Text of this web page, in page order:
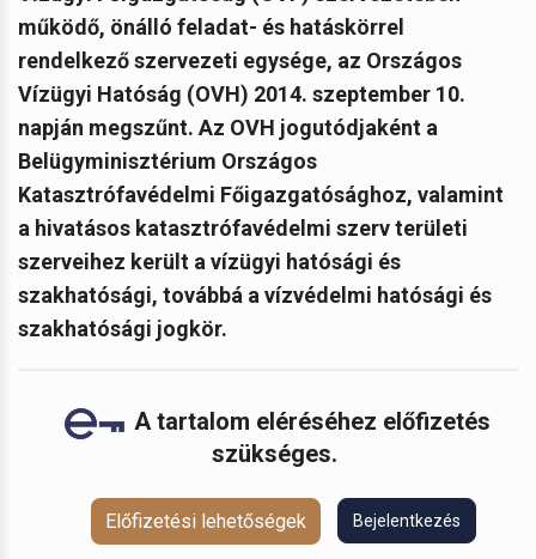
működő, önálló feladat- és hatáskörrel
rendelkező szervezeti egysége, az Országos
Vízügyi Hatóság (OVH) 2014. szeptember 10.
napján megszűnt. Az OVH jogutódjaként a
Belügyminisztérium Országos
Katasztrófavédelmi Főigazgatósághoz, valamint
a hivatásos katasztrófavédelmi szerv területi
szerveihez került a vízügyi hatósági és
szakhatósági, továbbá a vízvédelmi hatósági és
szakhatósági jogkör.
A tartalom eléréséhez előfizetés
szükséges.
Előfizetési lehetőségek Bejelentkezés